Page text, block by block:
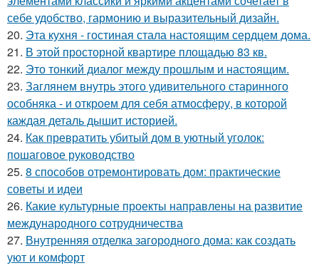
себе удобство, гармонию и выразительный дизайн.
20. Эта кухня - гостиная стала настоящим сердцем дома.
21. В этой просторной квартире площадью 83 кв.
22. Это тонкий диалог между прошлым и настоящим.
23. Заглянем внутрь этого удивительного старинного
особняка - и откроем для себя атмосферу, в которой
каждая деталь дышит историей.
24. Как превратить убитый дом в уютный уголок:
пошаговое руководство
25. 8 способов отремонтировать дом: практические
советы и идеи
26. Какие культурные проекты направлены на развитие
международного сотрудничества
27. Внутренняя отделка загородного дома: как создать
уют и комфорт